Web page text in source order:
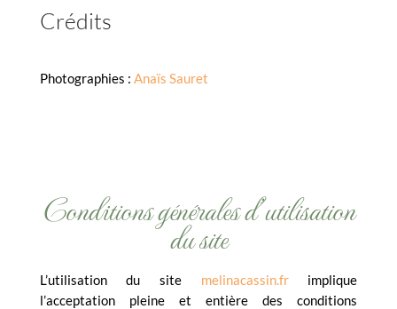
Crédits
Photographies : Anaïs Sauret
Conditions générales d’utilisation
du site
L’utilisation du site melinacassin.frimplique
l’acceptation pleine et entière des conditions